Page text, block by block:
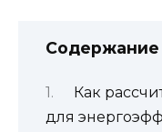
Содержание
Как
для